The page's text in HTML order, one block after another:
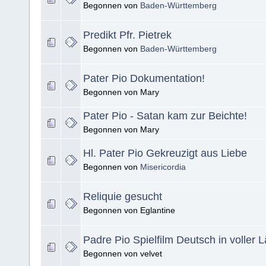
Begonnen von Baden-Württemberg
Predikt Pfr. Pietrek
Begonnen von Baden-Württemberg
Pater Pio Dokumentation!
Begonnen von Mary
Pater Pio - Satan kam zur Beichte!
Begonnen von Mary
Hl. Pater Pio Gekreuzigt aus Liebe
Begonnen von Misericordia
Reliquie gesucht
Begonnen von Eglantine
Padre Pio Spielfilm Deutsch in voller
Begonnen von velvet